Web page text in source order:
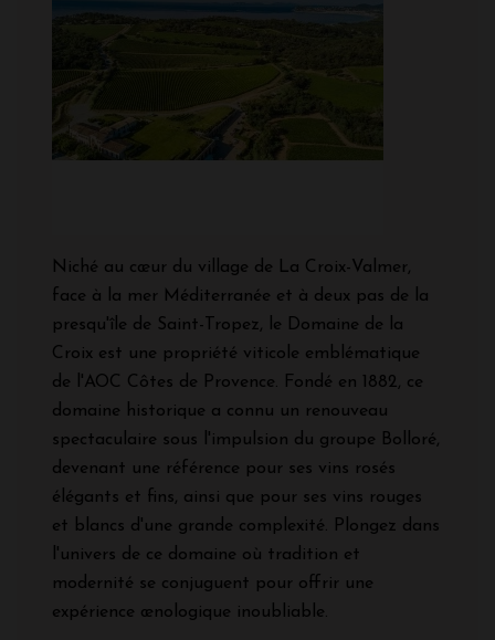
Niché au cœur du village de La Croix-Valmer,
face à la mer Méditerranée et à deux pas de la
presqu'île de Saint-Tropez, le Domaine de la
Croix est une propriété viticole emblématique
de l'AOC Côtes de Provence. Fondé en 1882, ce
domaine historique a connu un renouveau
spectaculaire sous l'impulsion du groupe Bolloré,
devenant une référence pour ses vins rosés
élégants et fins, ainsi que pour ses vins rouges
et blancs d'une grande complexité. Plongez dans
l'univers de ce domaine où tradition et
modernité se conjuguent pour offrir une
expérience œnologique inoubliable.